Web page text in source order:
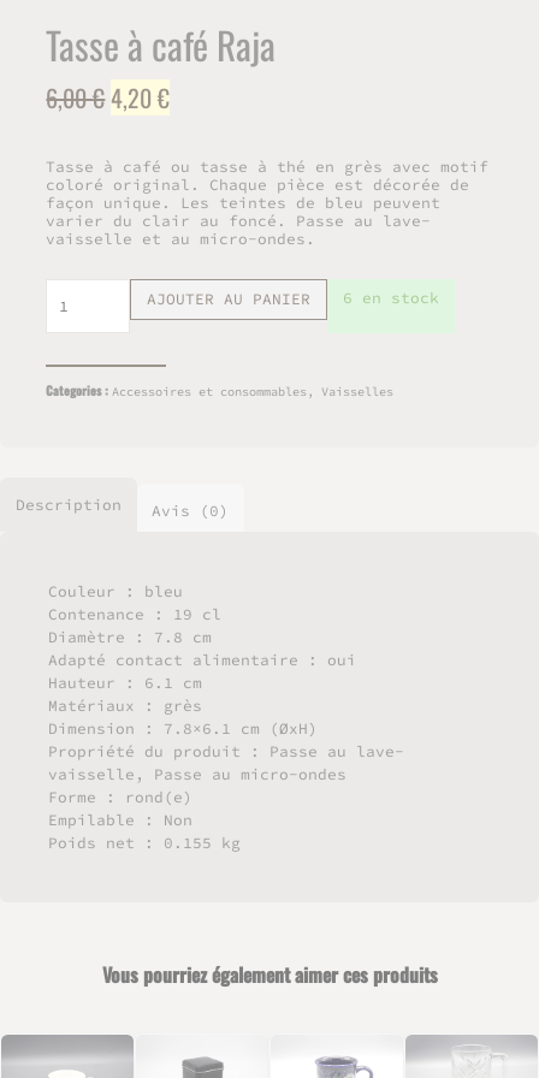
Tasse à café Raja
6,00€Le
initial
était :
6,00 €.
4,20€Le
actuel
est :
4,20 €.
Tasse à café ou tasse à thé en grès avec motif
coloré original. Chaque pièce est décorée de
façon unique. Les teintes de bleu peuvent
varier du clair au foncé. Passe au lave-
vaisselle et au micro-ondes.
de
Tasse
Raja
AJOUTER AU PANIER 6 en stock
Categories :Accessoires et consommables,Vaisselles
Description Avis (0)
Couleur : bleu
Contenance : 19 cl
Diamètre : 7.8 cm
Adapté contact alimentaire : oui
Hauteur : 6.1 cm
Matériaux : grès
Dimension : 7.8×6.1 cm (ØxH)
Propriété du produit : Passe au lave-
vaisselle, Passe au micro-ondes
Forme : rond(e)
Empilable : Non
Poids net : 0.155 kg
Vous pourriez également aimer ces produits